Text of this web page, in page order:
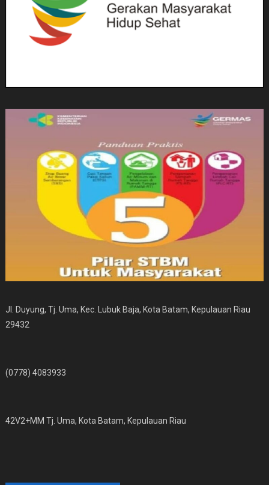
Jl. Duyung, Tj. Uma, Kec. Lubuk Baja, Kota Batam, Kepulauan Riau
29432
(0778) 4083933
42V2+MM Tj. Uma, Kota Batam, Kepulauan Riau